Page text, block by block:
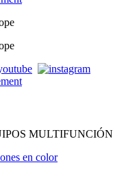
MULTIFUNCIÓN
en color